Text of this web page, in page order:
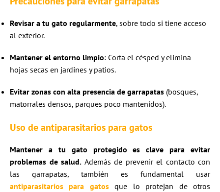
Revisar a tu gato regularmente, sobre todo si tiene acceso
al exterior.
Mantener el entorno limpio: Corta el césped y elimina
hojas secas en jardines y patios.
Evitar zonas con alta presencia de garrapatas (bosques,
matorrales densos, parques poco mantenidos).
Uso de antiparasitarios para gatos
Mantener a tu gato protegido es clave para evitar
problemas de salud. Además de prevenir el contacto con
las garrapatas, también es fundamental usar
antiparasitarios para gatosque lo protejan de otros